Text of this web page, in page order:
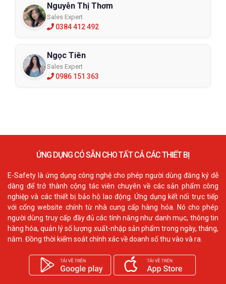
Nguyễn Thị Thơm
Sales Expert
0384 412 492
Ngọc Tiên
Sales Expert
0986 151 363
ỨNG DỤNG CÓ SẴN CHO TẤT CẢ CÁC THIẾT BỊ
E-Safety là ứng dụng công nghệ cho phép người dùng đăng ký dễ
dàng để trở thành cộng tác viên chuyên về các sản phẩm công
nghiệp và các thiết bị bảo hộ lao động. Ứng dụng kết nối trực tiếp
với cổng website chính từ nhà cung cấp hàng hóa. Nó cho phép
người dùng truy cấp đầy đủ các tính năng như danh mục, thông tin
hàng hóa, quản lý số lượng xuất-nhập sản phẩm trong ngày, tháng,
năm. Đồng thời kiểm soát chính xác về doanh số thu vào và ra.